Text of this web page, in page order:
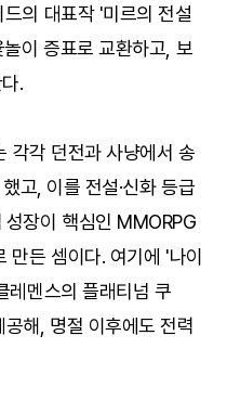
의 대표작 '미르의 전설
이 증표로 교환하고, 보
.
각각 던전과 사냥에서 송
고, 이를 전설·신화 등급
장이 핵심인 MMORPG
만든 셈이다. 여기에 '나이
레멘스의 플래티넘 쿠
해, 명절 이후에도 전력